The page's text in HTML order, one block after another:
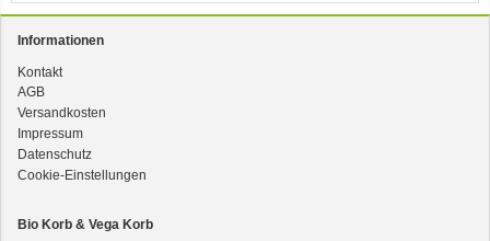
3er-SET Bio Sticks Soft (weiche Hundeleckerli) Huhn 150g Dog's Love
Informationen
Kontakt
AGB
Versandkosten
Impressum
Datenschutz
Cookie-Einstellungen
Bio Korb & Vega Korb